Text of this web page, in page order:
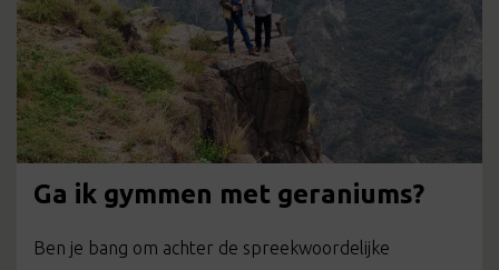
Ga ik gymmen met geraniums?
Ben je bang om achter de spreekwoordelijke